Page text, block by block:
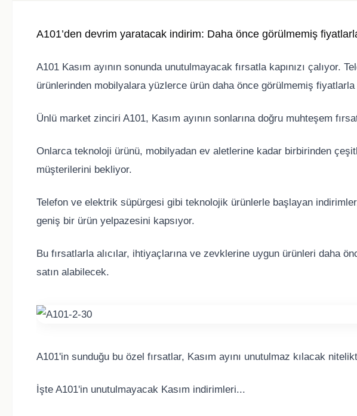
A101’den devrim yaratacak indirim: Daha önce görülmemiş
A101 Kasım ayının sonunda unutulmayacak fırsatla kapınızı çalıyor.
ürünlerinden mobilyalara yüzlerce ürün daha önce görülmemiş fiyatlarla
Ünlü market zinciri A101, Kasım ayının sonlarına doğru muhteşem
Onlarca teknoloji ürünü, mobilyadan ev aletlerine kadar birbirinden
müşterilerini bekliyor.
Telefon ve elektrik süpürgesi gibi teknolojik ürünlerle başlayan
geniş bir ürün yelpazesini kapsıyor.
Bu fırsatlarla alıcılar, ihtiyaçlarına ve zevklerine uygun ürünleri daha
satın alabilecek.
A101'in sunduğu bu özel fırsatlar, Kasım ayını unutulmaz kılacak
İşte A101'in unutulmayacak Kasım indirimleri...